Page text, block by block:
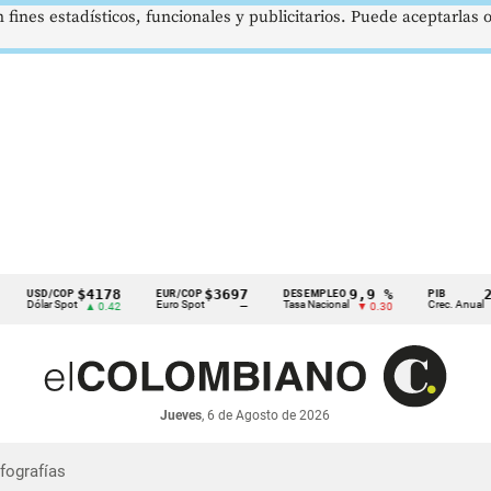
USD/COP
Dólar Spot
$4178
▲ 0.42
EUR/COP
Euro Spot
$3697 DESEMPLEO
Tasa Nacional
9,9 %
▼ 0.30 Crec. Anual
2,8
▲
Jueves, 6 de Agosto de 2026
estadísticos, funcionales y publicitarios. Puede aceptarlas